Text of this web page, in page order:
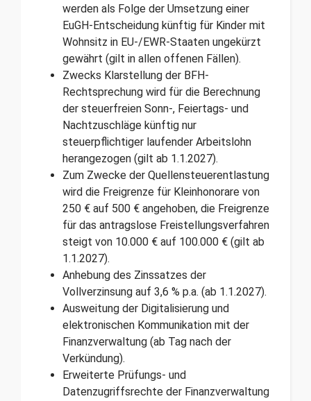
werden als Folge der Umsetzung einer
EuGH-Entscheidung künftig für Kinder mit
Wohnsitz in EU-/EWR-Staaten ungekürzt
gewährt (gilt in allen offenen Fällen).
Zwecks Klarstellung der BFH-
Rechtsprechung wird für die Berechnung
der steuerfreien Sonn-, Feiertags- und
Nachtzuschläge künftig nur
steuerpflichtiger laufender Arbeitslohn
herangezogen (gilt ab 1.1.2027).
Zum Zwecke der Quellensteuerentlastung
wird die Freigrenze für Kleinhonorare von
250 € auf 500 € angehoben, die Freigrenze
für das antragslose Freistellungsverfahren
steigt von 10.000 € auf 100.000 € (gilt ab
1.1.2027).
Anhebung des Zinssatzes der
Vollverzinsung auf 3,6 % p.a. (ab 1.1.2027).
Ausweitung der Digitalisierung und
elektronischen Kommunikation mit der
Finanzverwaltung (ab Tag nach der
Verkündung).
Erweiterte Prüfungs- und
Datenzugriffsrechte der Finanzverwaltung